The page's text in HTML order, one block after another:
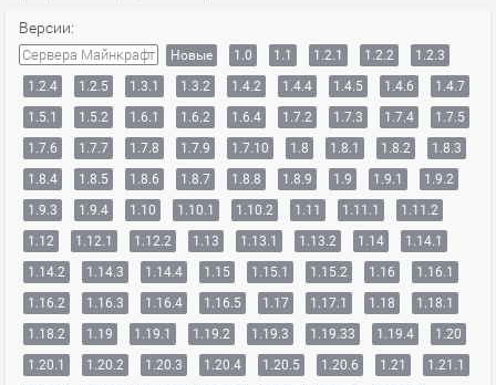
Версии:
Сервера Майнкрафт Новые 1.0 1.1 1.2.1 1.2.2
1.2.3
1.2.4
1.2.5 1.3.1 1.3.2 1.4.2 1.4.4 1.4.5 1.4.6
1.4.7
1.5.1
1.5.2 1.6.1 1.6.2 1.6.4 1.7.2 1.7.3 1.7.4
1.7.5
1.7.6
1.7.7 1.7.8 1.7.9 1.7.10 1.8 1.8.1 1.8.2
1.8.3
1.8.4
1.8.5 1.8.6 1.8.7 1.8.8 1.8.9 1.9 1.9.1
1.9.2
1.9.3
1.9.4 1.10 1.10.1 1.10.2 1.11 1.11.1
1.11.2
1.12
1.12.1 1.12.2 1.13 1.13.1 1.13.2 1.14
1.14.1
1.14.2
1.14.3 1.14.4 1.15 1.15.1 1.15.2 1.16
1.16.1
1.16.2
1.16.3 1.16.4 1.16.5 1.17 1.17.1 1.18
1.18.1
1.18.2
1.19 1.19.1 1.19.2 1.19.3 1.19.33 1.19.4
1.20
1.20.1
1.20.2 1.20.3 1.20.4 1.20.5 1.20.6 1.21
1.21.1